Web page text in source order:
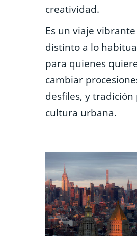
creatividad.
Es un viaje
distinto a lo
para quienes
cambiar
desfiles, y tradición
cultura urbana.